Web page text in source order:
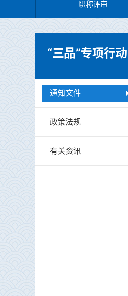
职称评审
“三品”专项行动
通知文件
政策法规
有关资讯